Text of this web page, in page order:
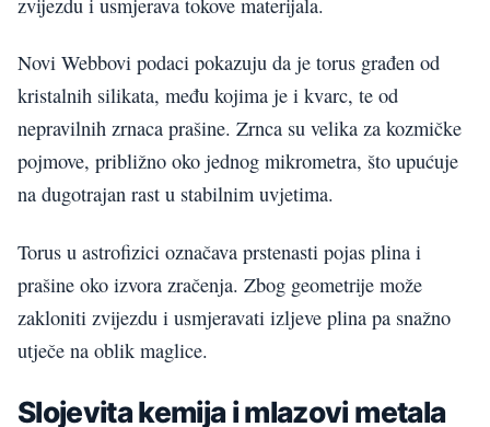
zvijezdu i usmjerava tokove materijala.
Novi Webbovi podaci pokazuju da je torus građen od
kristalnih silikata, među kojima je i kvarc, te od
nepravilnih zrnaca prašine. Zrnca su velika za kozmičke
pojmove, približno oko jednog mikrometra, što upućuje
na dugotrajan rast u stabilnim uvjetima.
Torus u astrofizici označava prstenasti pojas plina i
prašine oko izvora zračenja. Zbog geometrije može
zakloniti zvijezdu i usmjeravati izljeve plina pa snažno
utječe na oblik maglice.
Slojevita kemija i mlazovi metala